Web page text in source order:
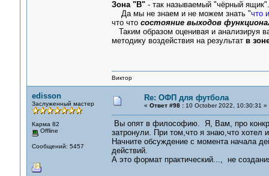
Зона "В"- так называемый "чёрный ящик".
Да мы не знаем и не можем знать "что
что что состояние выходов
Таким образом оценивая и анализируя
методику воздействия на результат в
Виктор
edisson
Заслуженный мастер
Карма 82
Offline
Сообщений: 5457
Re: ОФП для футбола
« Ответ #98 :10 October 2022, 10:30:31 »
Вы опят в философию. Я, Вам, про
затронули. При том,что я знаю,что хотел
Начните обсуждение с момента начала
действий.
А это формат практический..., не